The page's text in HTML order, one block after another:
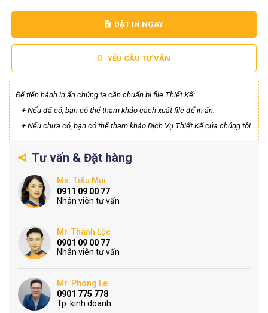
ĐẶT IN NGAY
YÊU CẦU TƯ VẤN
Để tiến hành in ấn chúng ta cần chuẩn bị file Thiết Kế:
+ Nếu đã có, bạn có thể tham khảo cách xuất file để in ấn.
+ Nếu chưa có, bạn có thể tham khảo Dịch Vụ Thiết Kế của chúng tôi.
Tư vấn & Đặt hàng
Ms. Tiểu Mụi
0911 09 00 77
Nhân viên tư vấn
Mr. Thành Lộc
0901 09 00 77
Nhân viên tư vấn
Mr. Phong Le
0901 775 778
Tp. kinh doanh